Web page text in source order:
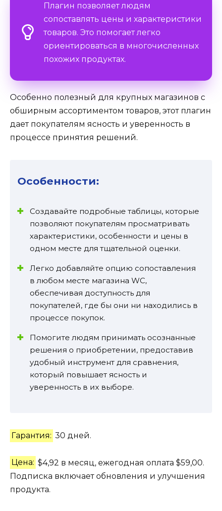
Плагин позволяет людям
сопоставлять цены и характеристики
товаров. Это помогает легко
ориентироваться в многочисленных
похожих продуктах.
Особенно полезный для крупных магазинов с
обширным ассортиментом товаров, этот плагин
дает покупателям ясность и уверенность в
процессе принятия решений.
Особенности:
Создавайте подробные таблицы, которые
позволяют покупателям просматривать
характеристики, особенности и цены в
одном месте для тщательной оценки.
Легко добавляйте опцию сопоставления
в любом месте магазина WC,
обеспечивая доступность для
покупателей, где бы они ни находились в
процессе покупок.
Помогите людям принимать осознанные
решения о приобретении, предоставив
удобный инструмент для сравнения,
который повышает ясность и
уверенность в их выборе.
Гарантия: 30 дней.
Цена: $4,92 в месяц, ежегодная оплата $59,00.
Подписка включает обновления и улучшения
продукта.